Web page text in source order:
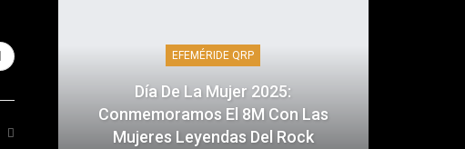
EFEMÉRIDE QRP
Día De La Mujer 2025:
Conmemoramos El 8M Con Las
Mujeres Leyendas Del Rock